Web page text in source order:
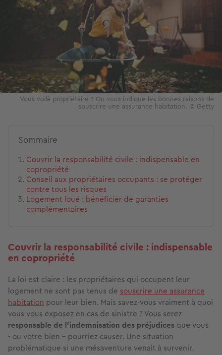
Vous voilà propriétaire ? On vous indique les bonnes raisons de
souscrire une assurance habitation. © Getty
Sommaire
Couvrir la responsabilité civile : indispensable en
copropriété
Conseil aux propriétaires occupants : se protéger
contre tous les risques
Logement loué : bénéficier de garanties
complémentaires
Couvrir la responsabilité civile : indispensable
en copropriété
La loi est claire : les propriétaires qui occupent leur
logement ne sont pas tenus de souscrire une assurance
habitation pour leur bien. Mais savez-vous vraiment à quoi
vous vous exposez en cas de sinistre ? Vous serez
responsable de l’indemnisation des préjudices que vous
- ou votre bien - pourriez causer. Une situation
problématique si une mésaventure venait à survenir.